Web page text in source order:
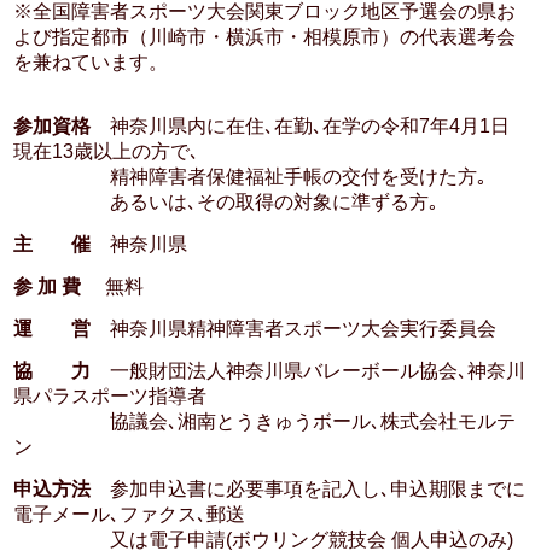
※全国障害者スポーツ大会関東ブロック地区予選会の県お
よび指定都市（川崎市・横浜市・相模原市）の代表選考会
を兼ねています。
参加資格神奈川県内に在住､在勤､在学の令和7年4月1日
現在13歳以上の方で､
精神障害者保健福祉手帳の交付を受けた方｡
あるいは､その取得の対象に準ずる方｡
主 催 神奈川県
参 加 費 無料
運 営 神奈川県精神障害者スポーツ大会実行委員会
協 力 一般財団法人神奈川県バレーボール協会､神奈川
県パラスポーツ指導者
協議会､湘南とうきゅうボール､株式会社モルテ
ン
申込方法参加申込書に必要事項を記入し､申込期限までに
電子メール､ファクス､郵送
又は電子申請(ボウリング競技会 個人申込のみ)